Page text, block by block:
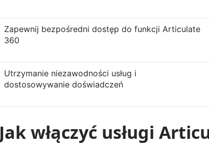
Zapewnij bezpośredni dostęp do funkcji Articulate
360
Utrzymanie niezawodności usług i
dostosowywanie doświadczeń
Jak włączyć usługi